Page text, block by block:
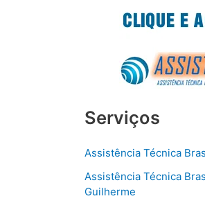
Serviços
Assistência Técnica
Assistência Técnica
Guilherme